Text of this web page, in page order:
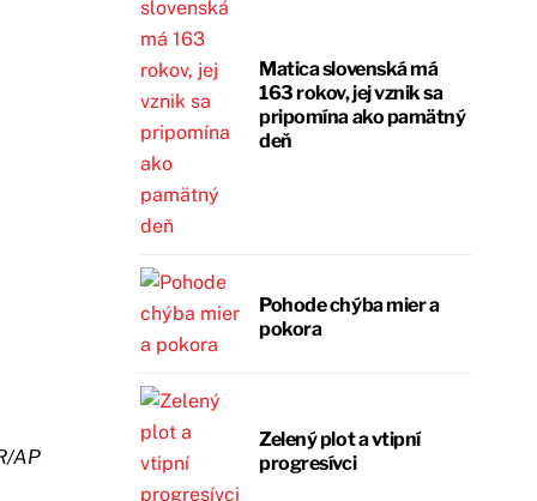
AP
Matica slovenská má
163 rokov, jej vznik sa
pripomína ako pamätný
deň
Pohode chýba mier a
pokora
Zelený plot a vtipní
progresívci